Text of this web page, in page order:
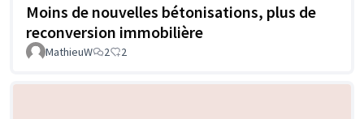
Moins de nouvelles bétonisations, plus de
reconversion immobilière
MathieuW 2 2